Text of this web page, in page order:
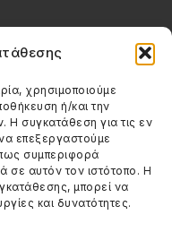
χρησιμοποιούμε
ή/και την
συγκατάθεση για τις εν
επεξεργαστούμε
συμπεριφορά
σε αυτόν τον ιστότοπο. Η
μπορεί να
και δυνατότητες.